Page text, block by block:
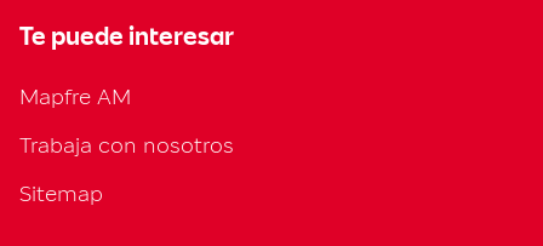
Te puede interesar
Mapfre AM
Trabaja con nosotros
Sitemap